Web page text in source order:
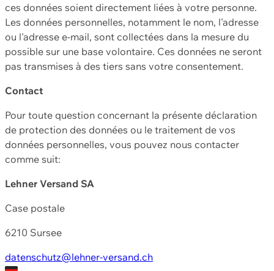
ces données soient directement liées à votre personne.
Les données personnelles, notamment le nom, l'adresse
ou l'adresse e-mail, sont collectées dans la mesure du
possible sur une base volontaire. Ces données ne seront
pas transmises à des tiers sans votre consentement.
Contact
Pour toute question concernant la présente déclaration
de protection des données ou le traitement de vos
données personnelles, vous pouvez nous contacter
comme suit:
Lehner Versand SA
Case postale
6210 Sursee
datenschutz@lehner-versand.ch